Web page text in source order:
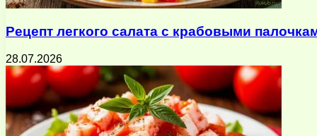
Рецепт легкого салата с крабовыми
28.07.2026